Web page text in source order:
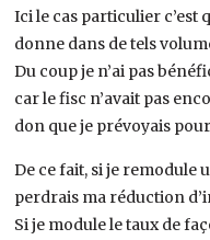
Ici le cas particulier c’est
donne dans de tels
Du coup je n’ai pas
car le fisc n’avait pas
don que je prévoyais
De ce fait, si je remodule
perdrais ma réduction
Si je module le taux de